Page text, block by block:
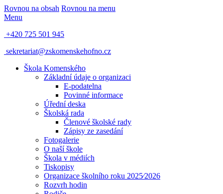
Rovnou na obsah Rovnou na menu
Menu
+420 725 501 945
sekretariat@zskomenskehofno.cz
Škola Komenského
Základní údaje o organizaci
E-podatelna
Povinné informace
Úřední deska
Školská rada
Členové školské rady
Zápisy ze zasedání
Fotogalerie
O naší škole
Škola v médiích
Tiskopisy
Organizace školního roku 2025⁄2026
Rozvrh hodin